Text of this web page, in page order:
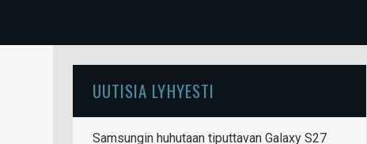
UUTISIA LYHYESTI
Samsungin huhutaan tiputtavan Galaxy S27